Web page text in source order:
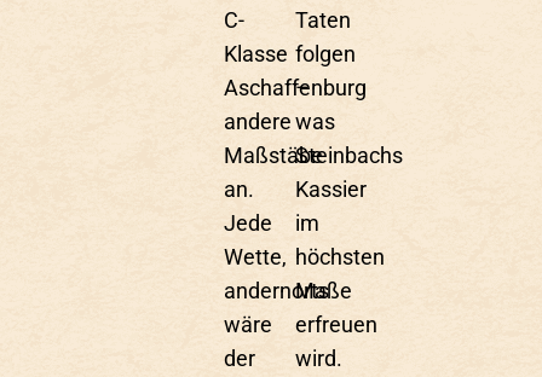
C-
Klasse
Aschaffenburg
andere
Maßstäbe
an.
Jede
Wette,
andernorts
wäre
der
Taten
folgen
–
was
Steinbachs
Kassier
im
höchsten
Maße
erfreuen
wird.